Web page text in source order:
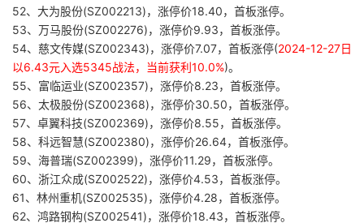
52、大为股份(SZ002213)，涨停价18.40，首板涨停。
53、万马股份(SZ002276)，涨停价9.93，首板涨停。
54、慈文传媒(SZ002343)，涨停价7.07，首板涨停(2024-12-27日
以6.43元入选5345战法，当前获利10.0%)。
55、富临运业(SZ002357)，涨停价8.23，首板涨停。
56、太极股份(SZ002368)，涨停价30.50，首板涨停。
57、卓翼科技(SZ002369)，涨停价8.55，首板涨停。
58、科远智慧(SZ002380)，涨停价26.64，首板涨停。
59、海普瑞(SZ002399)，涨停价11.29，首板涨停。
60、浙江众成(SZ002522)，涨停价4.53，首板涨停。
61、林州重机(SZ002535)，涨停价4.28，首板涨停。
62、鸿路钢构(SZ002541)，涨停价18.43，首板涨停。